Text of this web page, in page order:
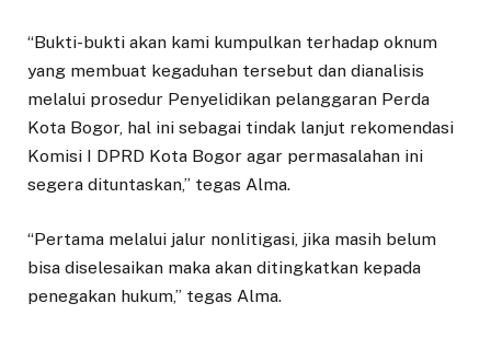
“Bukti-bukti akan kami kumpulkan terhadap oknum
yang membuat kegaduhan tersebut dan dianalisis
melalui prosedur Penyelidikan pelanggaran Perda
Kota Bogor, hal ini sebagai tindak lanjut rekomendasi
Komisi I DPRD Kota Bogor agar permasalahan ini
segera dituntaskan,” tegas Alma.
“Pertama melalui jalur nonlitigasi, jika masih belum
bisa diselesaikan maka akan ditingkatkan kepada
penegakan hukum,” tegas Alma.